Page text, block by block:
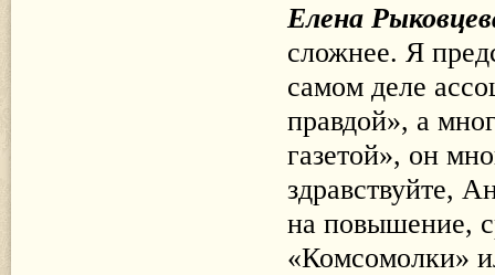
Елена
сложнее. Я
самом деле
правдой», а
газетой», он
здравствуйте,
на повышение,
«Комсомолки»